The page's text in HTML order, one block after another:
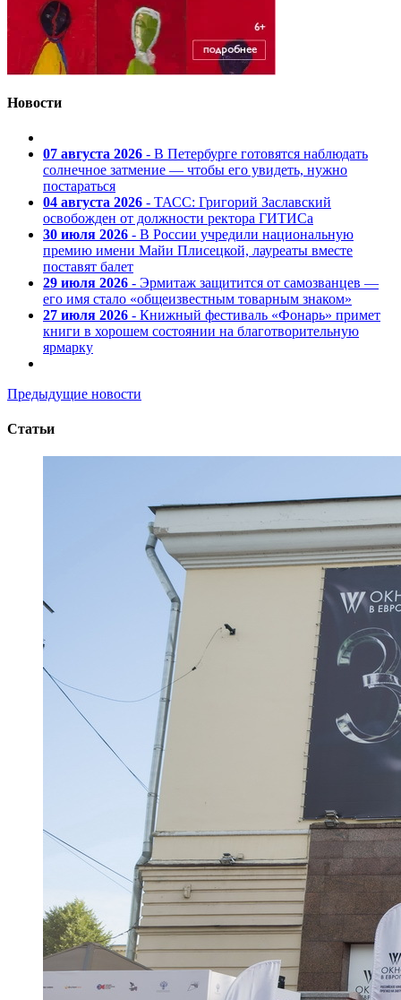
Новости
07 августа 2026 - В Петербурге готовятся наблюдать
солнечное затмение — чтобы его увидеть, нужно
постараться
04 августа 2026 - ТАСС: Григорий Заславский
освобожден от должности ректора ГИТИСа
30 июля 2026 - В России учредили национальную
премию имени Майи Плисецкой, лауреаты вместе
поставят балет
29 июля 2026 - Эрмитаж защитится от самозванцев —
его имя стало «общеизвестным товарным знаком»
27 июля 2026 - Книжный фестиваль «Фонарь» примет
книги в хорошем состоянии на благотворительную
ярмарку
Предыдущие новости
Статьи